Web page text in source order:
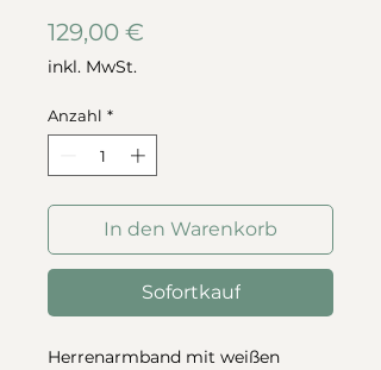
129,00 €
inkl. MwSt.
Anzahl *
In den Warenkorb
Sofortkauf
Herrenarmband mit weißen